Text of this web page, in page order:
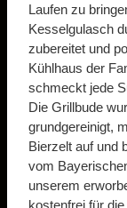
Laufen zu
Kesselgulasch
zubereitet und
Kühlhaus der
schmeckt jede
Die Grillbude
grundgereinigt,
Bierzelt auf und
vom
unserem
kostenfrei für